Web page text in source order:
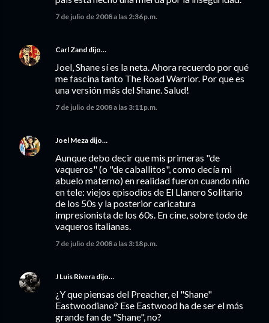
7 de julio de 2008 a las 2:36 p.m.
Carl Zand dijo…
Joel, Shane sí es la neta. Ahora recuerdo por qué
me fascina tanto The Road Warrior. Por que es
una versión más del Shane. Salud!
7 de julio de 2008 a las 3:11 p.m.
Joel Meza dijo…
Aunque debo decir que mis primeras "de
vaqueros" (o "de caballitos", como decía mi
abuelo materno) en realidad fueron cuando niño
en tele: viejos episodios de El Llanero Solitario
de los 50s y la posterior caricatura
impresionista de los 60s. En cine, sobre todo de
vaqueros italianas.
7 de julio de 2008 a las 3:18 p.m.
J Luis Rivera dijo…
¿Y que piensas del Preacher, el "Shane"
Eastwoodiano? Ese Eastwood ha de ser el más
grande fan de "Shane", no?